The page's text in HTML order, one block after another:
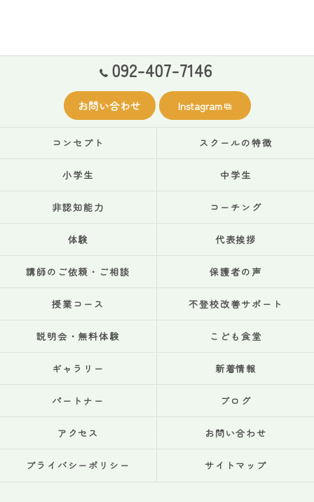
092-407-7146
お問い合わせ Instagram
コンセプト スクールの特徴
小学生 中学生
非認知能力 コーチング
体験 代表挨拶
講師のご依頼・ご相談 保護者の声
授業コース 不登校改善サポート
説明会・無料体験 こども食堂
ギャラリー 新着情報
パートナー ブログ
アクセス お問い合わせ
プライバシーポリシー サイトマップ